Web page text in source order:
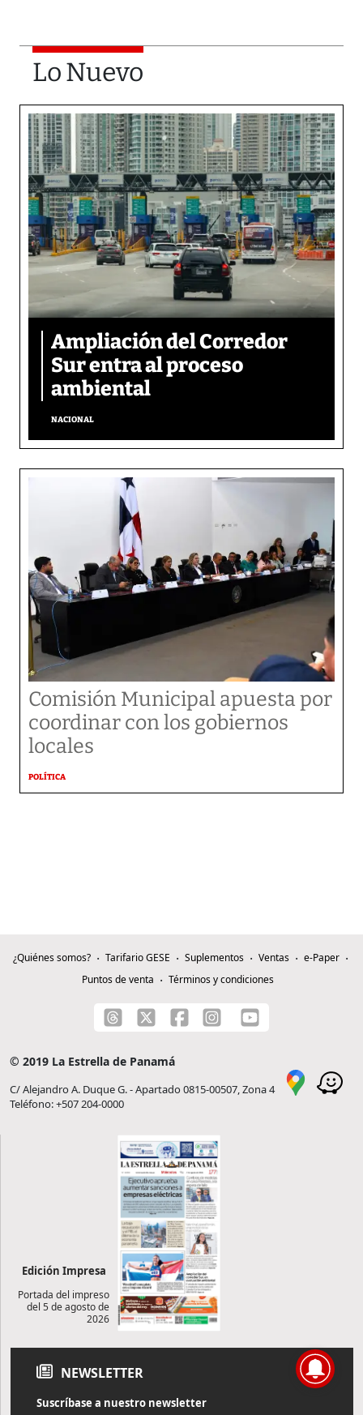
Lo Nuevo
Ampliación del Corredor
Sur entra al proceso
ambiental
NACIONAL
Comisión Municipal apuesta por
coordinar con los gobiernos
locales
POLÍTICA
¿Quiénes somos? Tarifario GESE Suplementos Ventas
e-Paper
Puntos de venta
Términos y condiciones
© 2019 La Estrella de Panamá
C/ Alejandro A. Duque G. - Apartado 0815-00507, Zona 4
Teléfono: +507 204-0000
Edición Impresa
Portada del impreso
del 5 de agosto de
2026
NEWSLETTER
Suscríbase a nuestro newsletter